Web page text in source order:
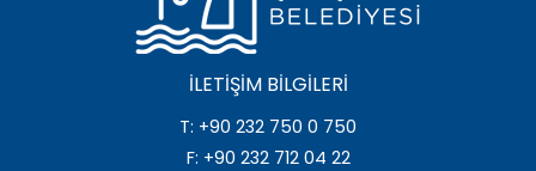
İLETIŞIM BILGILERI
T: +90 232 750 0 750
F: +90 232 712 04 22